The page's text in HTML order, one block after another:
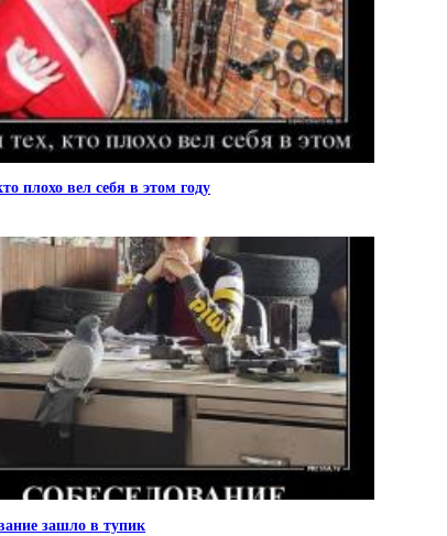
плохо вел себя в этом году
зашло в тупик